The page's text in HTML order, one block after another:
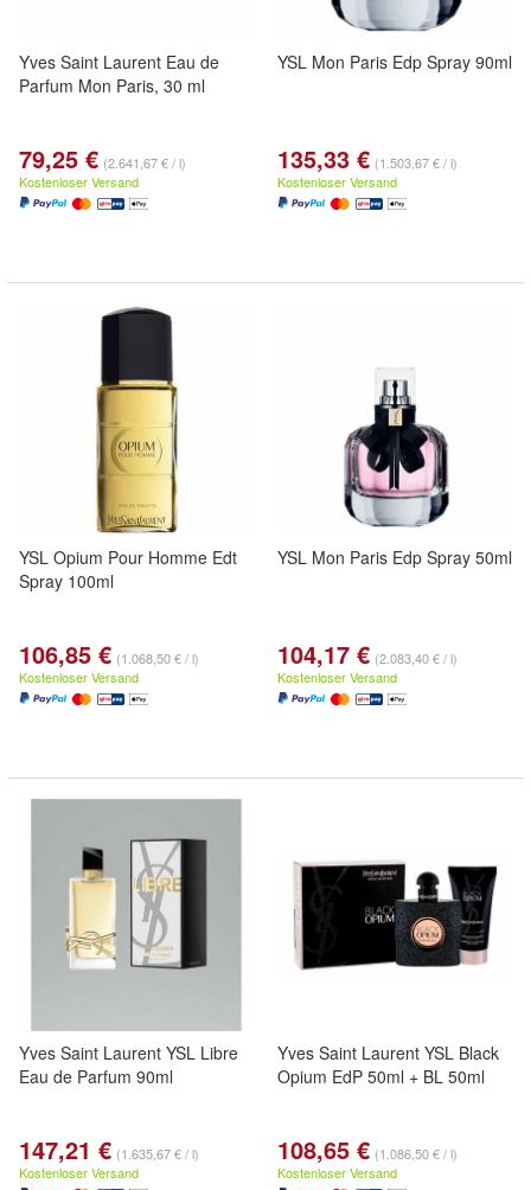
Yves Saint Laurent Eau de
Parfum Mon Paris, 30 ml
79,25 € (2.641,67 € / l)
Kostenloser Versand
YSL Mon Paris Edp Spray 90ml
135,33 € (1.503,67 € / l)
Kostenloser Versand
YSL Opium Pour Homme Edt
Spray 100ml
106,85 € (1.068,50 € / l)
Kostenloser Versand
YSL Mon Paris Edp Spray 50ml
104,17 € (2.083,40 € / l)
Kostenloser Versand
Yves Saint Laurent YSL Libre
Eau de Parfum 90ml
147,21 € (1.635,67 € / l)
Kostenloser Versand
Yves Saint Laurent YSL Black
Opium EdP 50ml + BL 50ml
108,65 € (1.086,50 € / l)
Kostenloser Versand